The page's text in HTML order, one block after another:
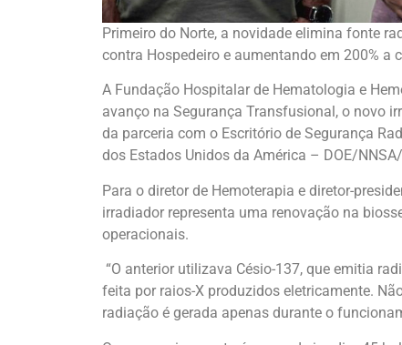
Primeiro do Norte, a novidade elimina fonte
contra Hospedeiro e aumentando em 200% a
A Fundação Hospitalar de Hematologia e
avanço na Segurança Transfusional, o novo
da parceria com o Escritório de Segurança
dos Estados Unidos da América – DOE/
Para o diretor de Hemoterapia e diretor-
irradiador representa uma renovação na
operacionais.
“O anterior utilizava Césio-137, que emitia
feita por raios-X produzidos eletricamente.
radiação é gerada apenas durante o